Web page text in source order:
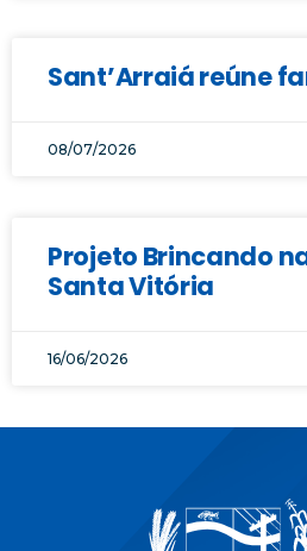
Sant’Arraiá reúne
08/07/2026
Projeto Brincando
Santa Vitória
16/06/2026